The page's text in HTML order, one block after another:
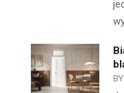
BY: